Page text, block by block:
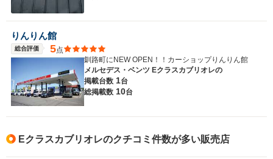
りんりん館
総合評価 5点
釧路町にNEW OPEN！！カーショップりんりん館
メルセデス・ベンツ Eクラスカブリオレの
掲載台数 1台
総掲載数 10台
Eクラスカブリオレのクチコミ件数が多い販売店